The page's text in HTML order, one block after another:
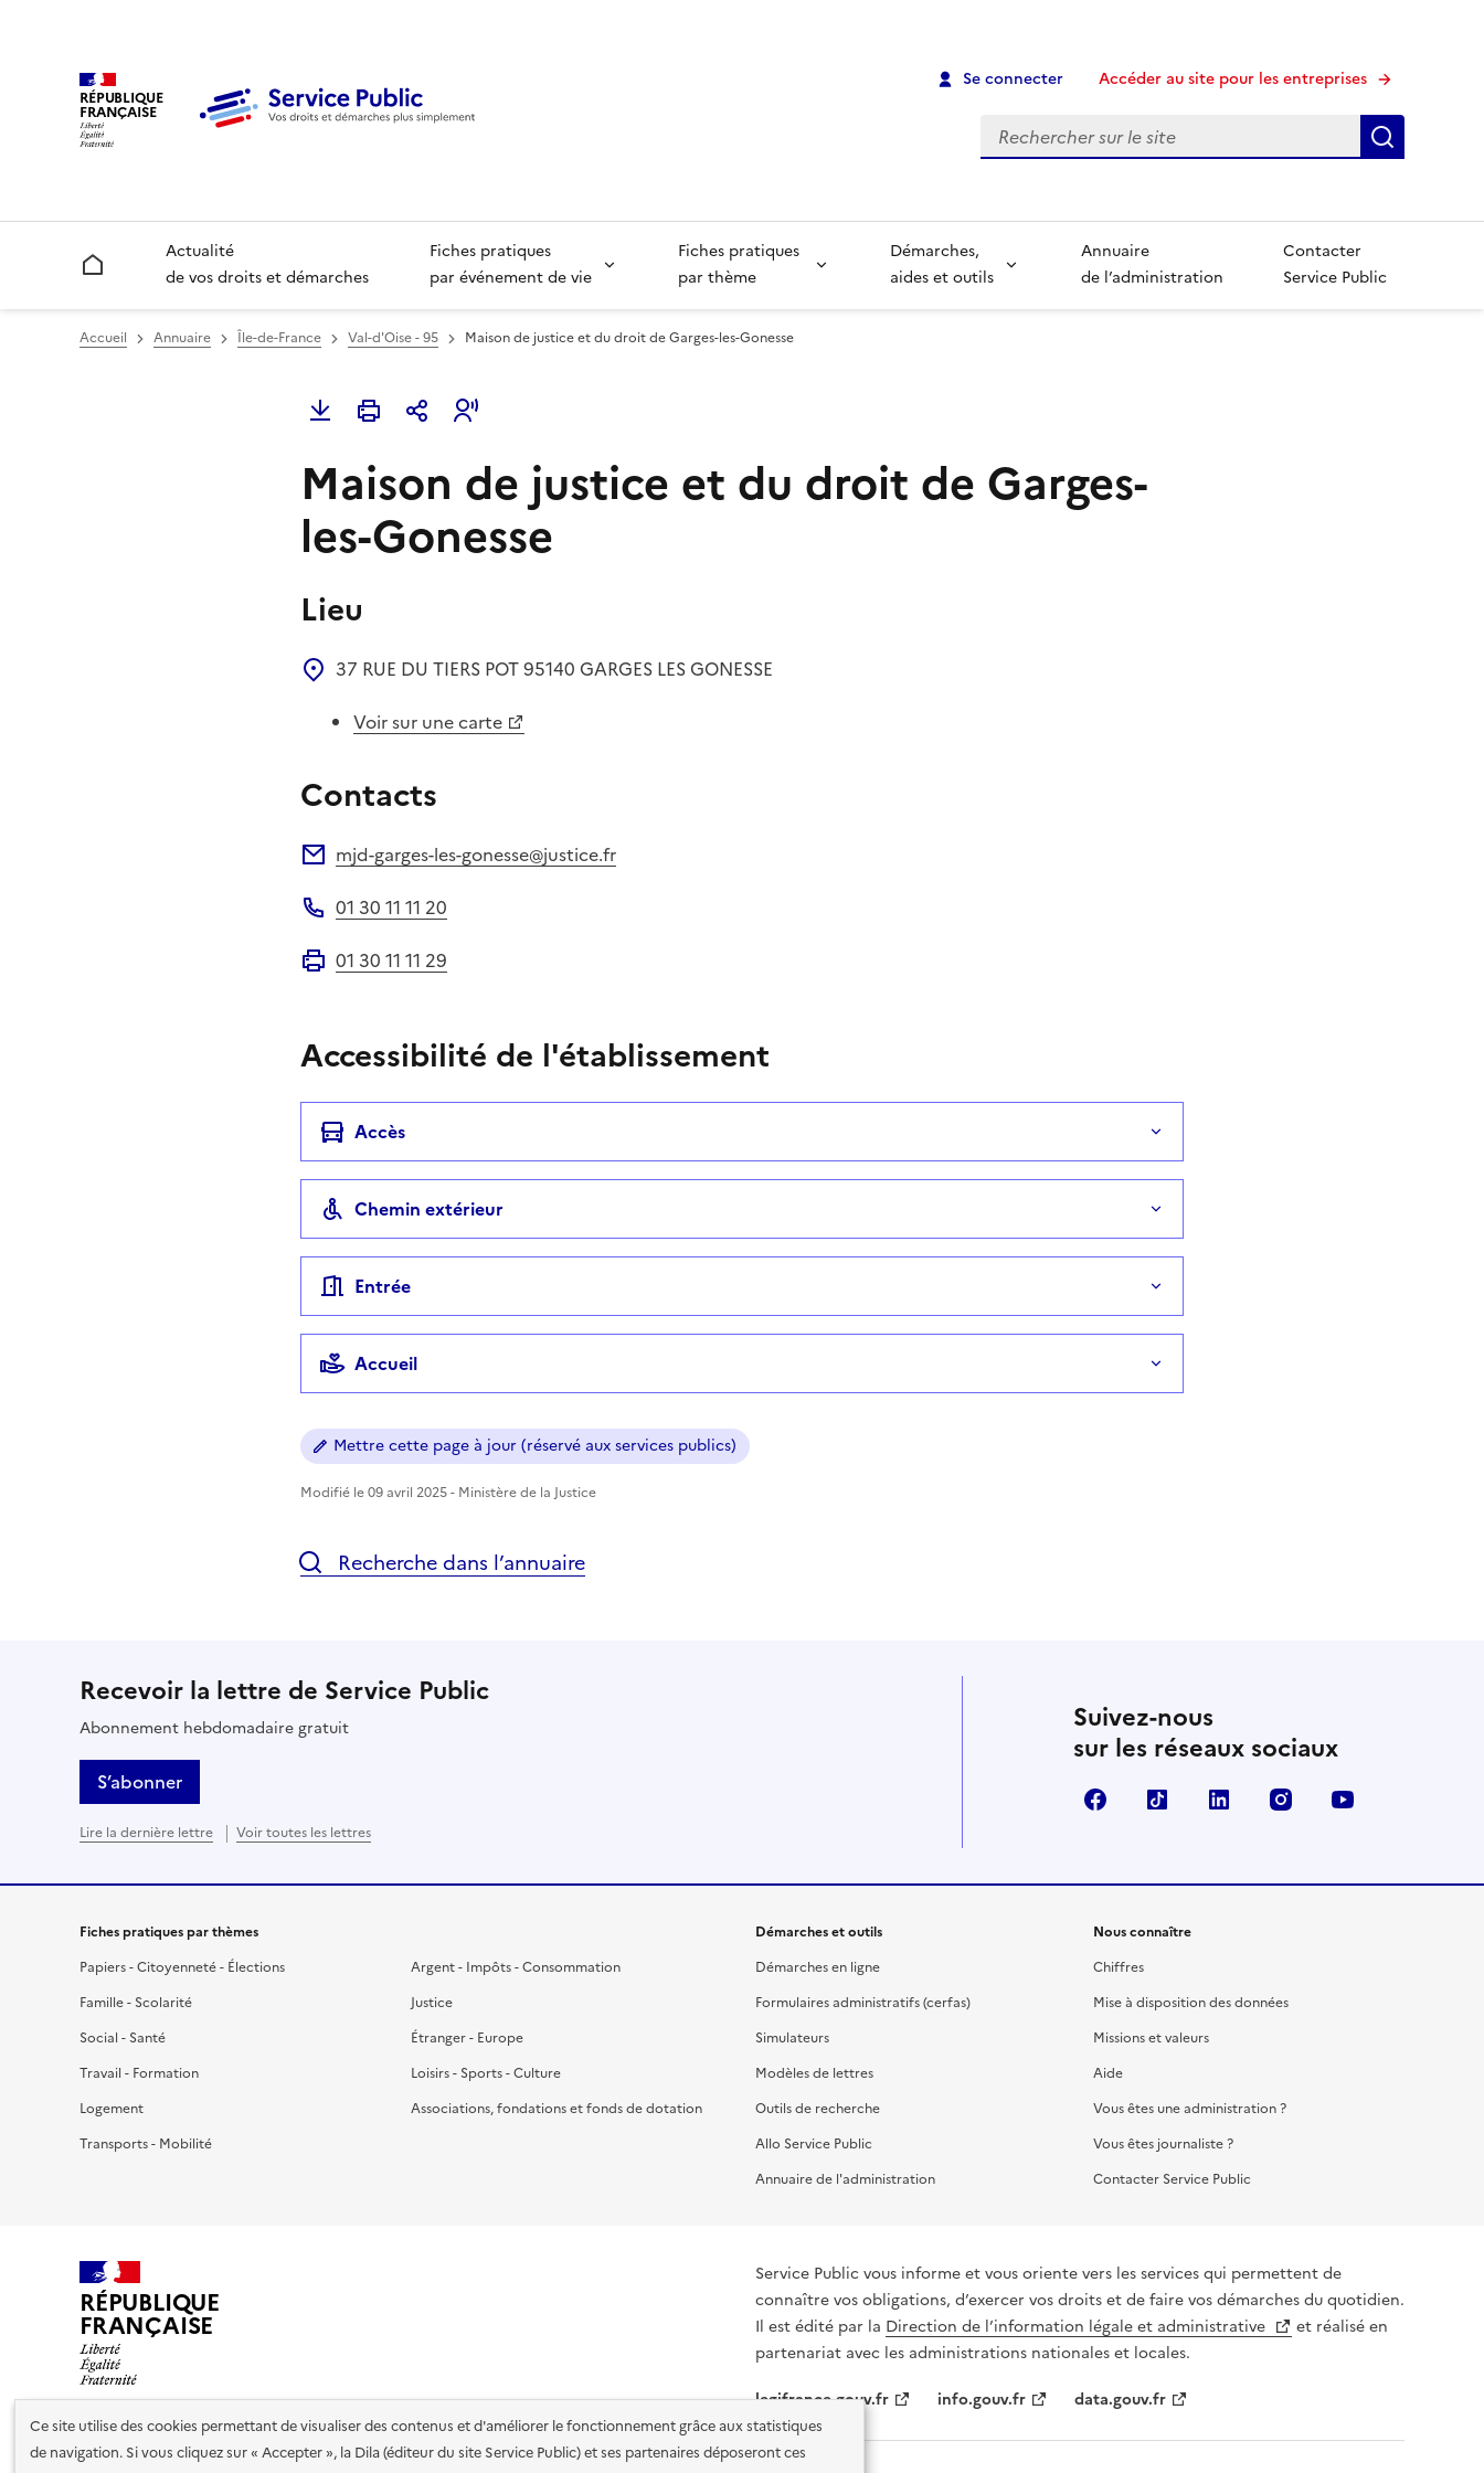
Ce site utilise des cookies permettant de visualiser des contenus et d'améliorer le fonctionnement grâce aux statistiques
de navigation. Si vous cliquez sur « Accepter », la Dila (éditeur du site Service Public) et ses partenaires déposeront ces
RÉPUBLIQUE
FRANÇAISE
Se connecter Accéder au site pour les entreprises
Recherche
Accueil
Actualité
de vos droits et démarches
Fiches pratiques
par événement de vie
Fiches pratiques
par thème
Démarches,
aides et outils
Annuaire
de l’administration
Contacter
Service Public
Accueil Annuaire Île-de-France Val-d'Oise - 95 Maison de justice et du droit de Garges-les-Gonesse
Maison de justice et du droit de Garges-
les-Gonesse
Lieu
37 RUE DU TIERS POT95140 GARGES LES GONESSE
Voir sur une carte
Contacts
mjd-garges-les-gonesse@justice.fr
01 30 11 11 20
01 30 11 11 29
Accessibilité de l'établissement
Accès
Chemin extérieur
Entrée
Accueil
Mettre cette page à jour (réservé aux services publics)
Modifié le 09 avril 2025 - Ministère de la Justice
Recherche dans l’annuaire
Recevoir la lettre de Service Public
Abonnement hebdomadaire gratuit
S’abonner
Lire la dernière lettre Voir toutes les lettres
Suivez-nous
sur les réseaux sociaux
FacebookTikTok LinkedIn Instagram
Fiches pratiques par thèmes
Papiers - Citoyenneté - Élections
Famille - Scolarité
Social - Santé
Travail - Formation
Logement
Transports - Mobilité
Argent - Impôts - Consommation
Justice
Étranger - Europe
Loisirs - Sports - Culture
Associations, fondations et fonds de dotation
Démarches et outils
Démarches en ligne
Formulaires administratifs (cerfas)
Simulateurs
Modèles de lettres
Outils de recherche
Allo Service Public
Annuaire de l'administration
Nous connaître
Chiffres
Mise à disposition des données
Missions et valeurs
Aide
Vous êtes une administration ?
Vous êtes journaliste ?
Contacter Service Public
RÉPUBLIQUE
FRANÇAISE
Service Public vous informe et vous oriente vers les services qui permettent de
connaître vos obligations, d’exercer vos droits et de faire vos démarches du quotidien.
Il est édité par la Direction de l’information légale et administrative
et réalisé en
partenariat avec les administrations nationales et locales.
legifrance.gouv.fr
info.gouv.fr data.gouv.fr